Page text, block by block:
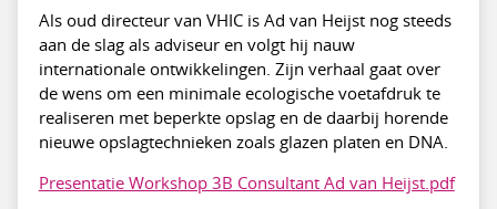
Als oud directeur van VHIC is Ad van Heijst nog steeds
aan de slag als adviseur en volgt hij nauw
internationale ontwikkelingen. Zijn verhaal gaat over
de wens om een minimale ecologische voetafdruk te
realiseren met beperkte opslag en de daarbij horende
nieuwe opslagtechnieken zoals glazen platen en DNA.
Presentatie Workshop 3B Consultant Ad van Heijst.pdf